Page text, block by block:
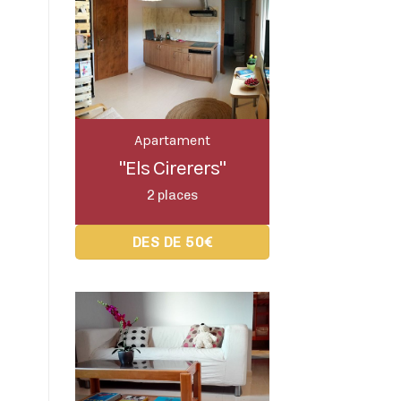
Apartament
"Els Cirerers"
2 places
DES DE 50€